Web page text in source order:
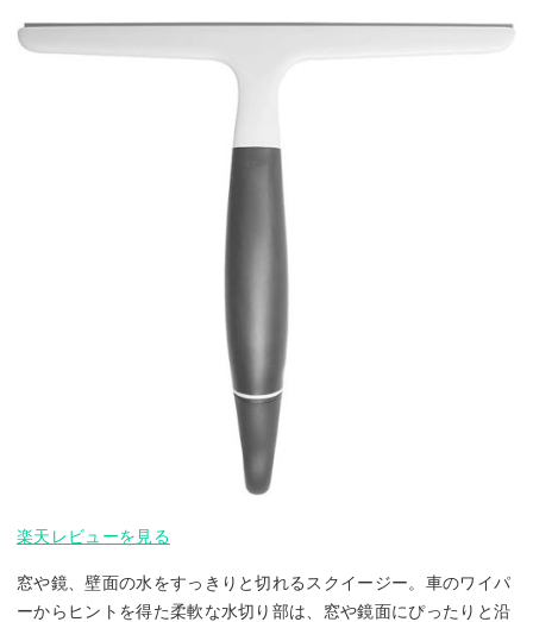
楽天レビューを見る
窓や鏡、壁面の水をすっきりと切れるスクイージー。車のワイパ
ーからヒントを得た柔軟な水切り部は、窓や鏡面にぴったりと沿